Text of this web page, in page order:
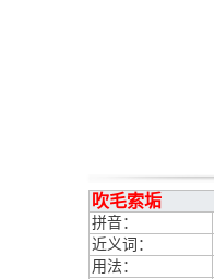
吹毛索垢
拼音：
近义词：
用法：